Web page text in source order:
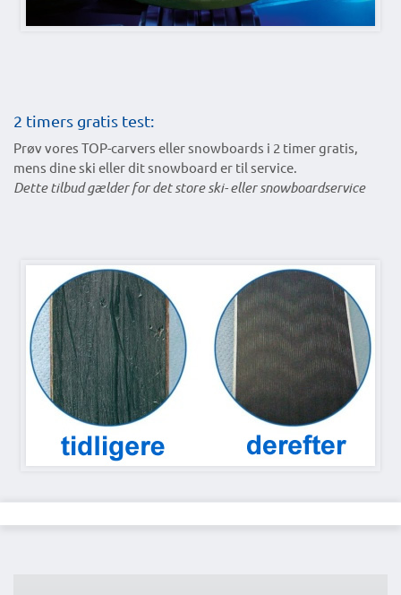
2 timers gratis test:
Prøv vores TOP-carvers eller snowboards i 2 timer gratis,
mens dine ski eller dit snowboard er til service.
Dette tilbud gælder for det store ski- eller snowboardservice